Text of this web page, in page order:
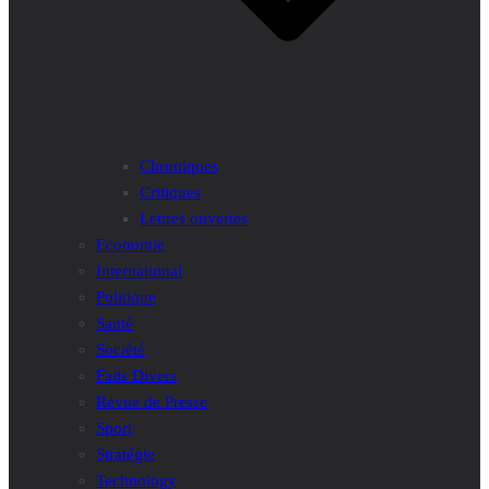
Chroniques
Critiques
Lettres ouvertes
Economie
International
Politique
Santé
Société
Faits Divers
Revue de Presse
Sport
Stratégie
Technology